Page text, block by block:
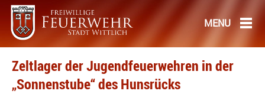
Zeltlager der Jugendfeuerwehren in der
„Sonnenstube“ des Hunsrücks